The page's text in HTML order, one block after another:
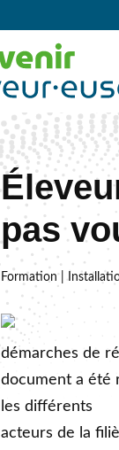
pas
Formation |
démarches de
document a été
les différents
acteurs de la